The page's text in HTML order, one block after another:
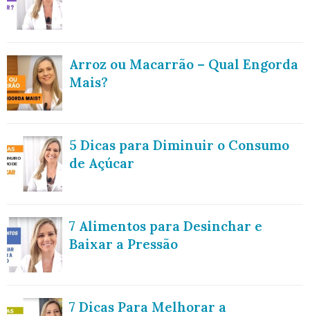
Arroz ou Macarrão – Qual Engorda
Mais?
5 Dicas para Diminuir o Consumo
de Açúcar
7 Alimentos para Desinchar e
Baixar a Pressão
7 Dicas Para Melhorar a